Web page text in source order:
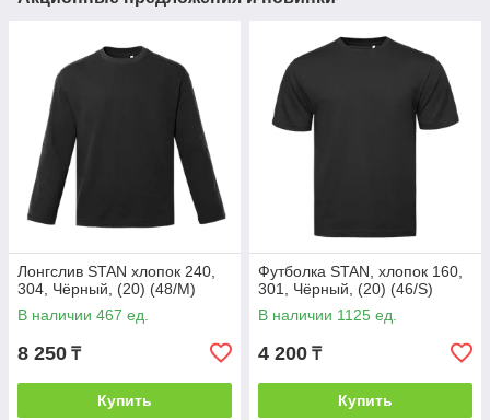
Лонгслив STAN хлопок 240,
304, Чёрный, (20) (48/M)
В наличии 467 ед.
8 250 ₸
Купить
Футболка STAN, хлопок 160,
301, Чёрный, (20) (46/S)
В наличии 1125 ед.
4 200 ₸
Купить